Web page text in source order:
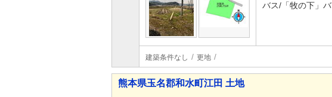
バス/「牧の下」
建築条件なし 更地
熊本県玉名郡和水町江田 土地